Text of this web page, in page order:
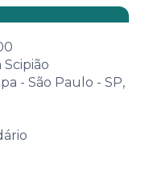
Scipião
- São Paulo - SP,